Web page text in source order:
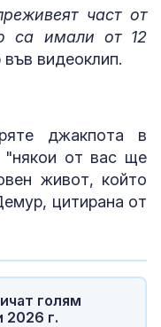
част от
са имали от 12
видеоклип.
джакпота в
"някои от вас ще
живот, който
цитирана от
голям
2026 г.